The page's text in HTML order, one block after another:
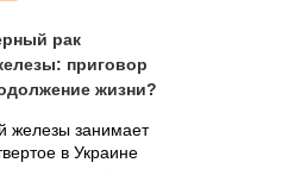
рак
приговор
жизни?
железы занимает
в Украине